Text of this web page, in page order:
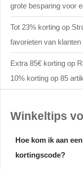
grote besparing voor
Tot 23% korting op
favorieten van klanten
Extra 85€ korting op
10% korting op 85
Winkeltips
Hoe kom ik aan
kortingscode?